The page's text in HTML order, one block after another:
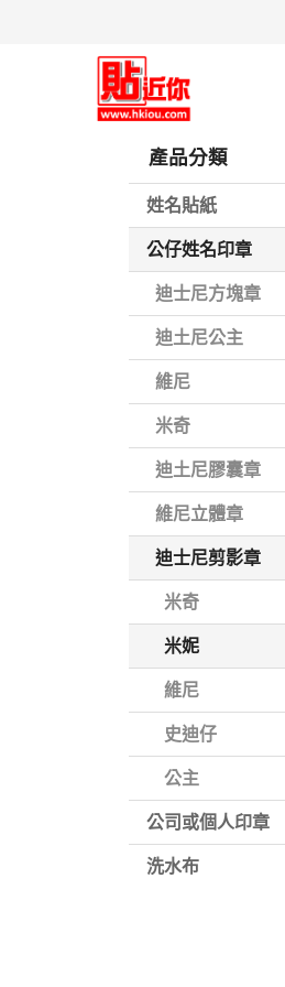
產品分類
姓名貼紙
公仔姓名印章
迪士尼方塊章
迪土尼公主
維尼
米奇
迪土尼膠囊章
維尼立體章
迪士尼剪影章
米奇
米妮
維尼
史迪仔
公主
公司或個人印章
洗水布